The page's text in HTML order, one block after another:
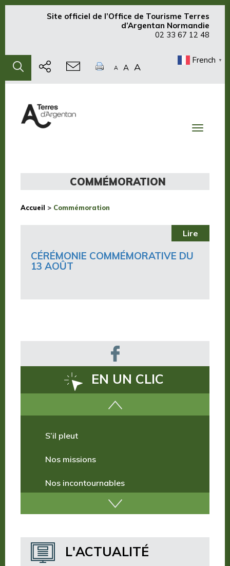
Site officiel de l’Office de Tourisme Terres
d’Argentan Normandie
02 33 67 12 48
A A A
French ▼
Toggle
COMMÉMORATION
Accueil > Commémoration
Lire
CÉRÉMONIE COMMÉMORATIVE DU
13 AOÛT
EN UN CLIC
Nos incontournables
Où dormir ?
L'ACTUALITÉ